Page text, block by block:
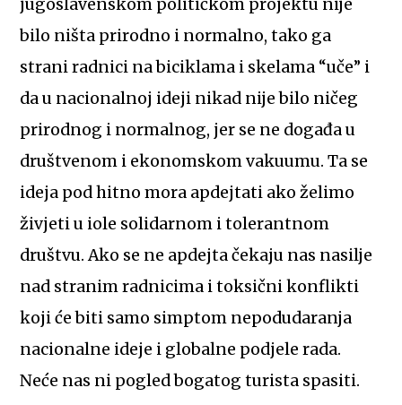
jugoslavenskom političkom projektu nije
bilo ništa prirodno i normalno, tako ga
strani radnici na biciklama i skelama “uče” i
da u nacionalnoj ideji nikad nije bilo ničeg
prirodnog i normalnog, jer se ne događa u
društvenom i ekonomskom vakuumu. Ta se
ideja pod hitno mora apdejtati ako želimo
živjeti u iole solidarnom i tolerantnom
društvu. Ako se ne apdejta čekaju nas nasilje
nad stranim radnicima i toksični konflikti
koji će biti samo simptom nepodudaranja
nacionalne ideje i globalne podjele rada.
Neće nas ni pogled bogatog turista spasiti.